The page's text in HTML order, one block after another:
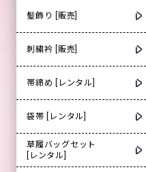
髪飾り [販売]
刺繍衿 [販売]
帯締め [レンタル]
袋帯 [レンタル]
草履バッグセット
[レンタル]